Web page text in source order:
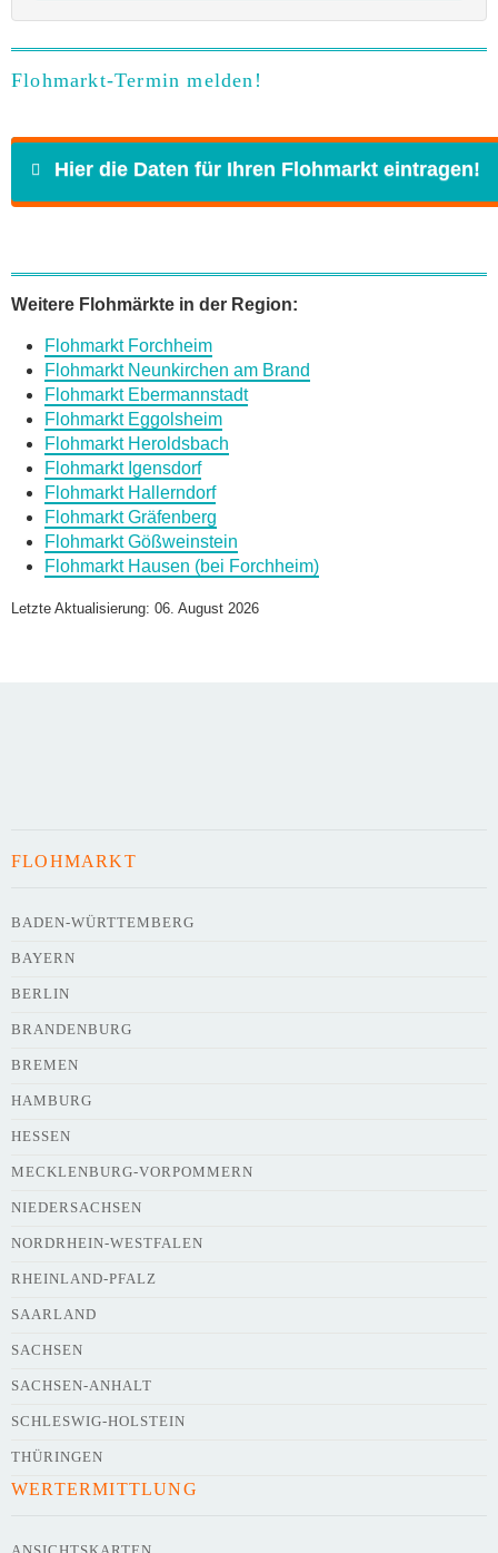
Flohmarkt-Termin melden!
Hier die Daten für Ihren Flohmarkt eintragen!
E-Mail*
Daten des Flohmarkts
Name des Flohmarkts*
Webseite
Kurze Beschreibung des Flohmarkts
Kontaktdaten des Veranstalters
Weitere Flohmärkte in der Region:
Flohmarkt Forchheim
Flohmarkt Neunkirchen am Brand
Flohmarkt Ebermannstadt
Flohmarkt Eggolsheim
Flohmarkt Heroldsbach
Flohmarkt Igensdorf
Flohmarkt Hallerndorf
Flohmarkt Gräfenberg
Flohmarkt Gößweinstein
Flohmarkt Hausen (bei Forchheim)
Letzte Aktualisierung: 06. August 2026
FLOHMARKT
BADEN-WÜRTTEMBERG
BAYERN
BERLIN
BRANDENBURG
BREMEN
HAMBURG
HESSEN
MECKLENBURG-VORPOMMERN
NIEDERSACHSEN
NORDRHEIN-WESTFALEN
RHEINLAND-PFALZ
SAARLAND
SACHSEN
SACHSEN-ANHALT
SCHLESWIG-HOLSTEIN
THÜRINGEN
WERTERMITTLUNG